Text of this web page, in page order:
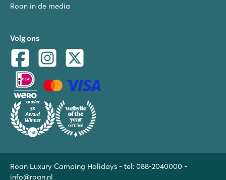
Roan in de media
Volg ons
Roan Luxury Camping Holidays - tel: 088-2040000 -
info@roan.nl